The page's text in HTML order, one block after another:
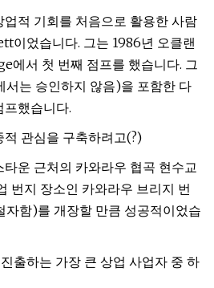
적 기회를 처음으로 활용한 사람
이었습니다. 그는 1986년 오클랜
서 첫 번째 점프를 했습니다. 그
서는 승인하지 않음)을 포함한 다
프했습니다.
관심을 구축하려고(?)
운 근처의 카와라우 협곡 현수교
번지 장소인 카와라우 브리지 번
자함)를 개장할 만큼 성공적이었습
출하는 가장 큰 상업 사업자 중 하